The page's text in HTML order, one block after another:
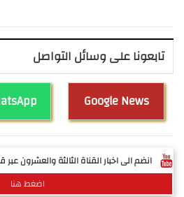
تابعونا على وسائل التواصل
Google News
انضم الى اخبار القناة الثالثة والعشرون عبر
اضغط هنا